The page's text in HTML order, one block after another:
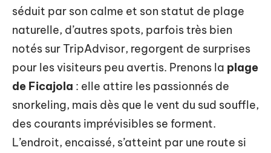
séduit par son calme et son statut de plage
naturelle, d’autres spots, parfois très bien
notés sur TripAdvisor, regorgent de surprises
pour les visiteurs peu avertis. Prenons la plage
de Ficajola : elle attire les passionnés de
snorkeling, mais dès que le vent du sud souffle,
des courants imprévisibles se forment.
L’endroit, encaissé, s’atteint par une route si